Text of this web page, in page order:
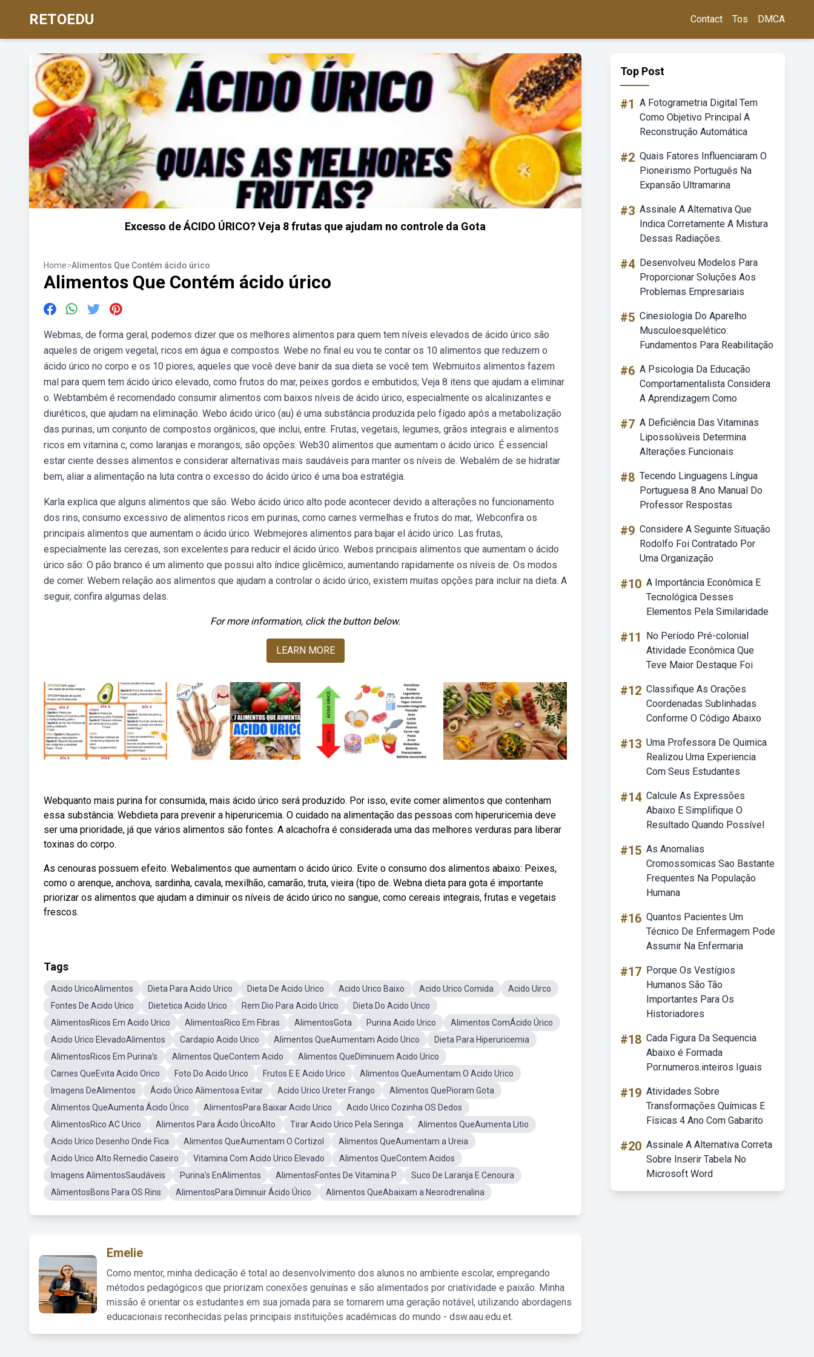
RETOEDU Contact Tos DMCA
Excesso de ÁCIDO ÚRICO? Veja 8 frutas que ajudam no controle da Gota
Home>Alimentos Que Contém ácido úrico
Alimentos Que Contém ácido úrico
Webmas, de forma geral, podemos dizer que os melhores alimentos para quem tem níveis elevados de ácido úrico são
aqueles de origem vegetal, ricos em água e compostos. Webe no final eu vou te contar os 10 alimentos que reduzem o
ácido úrico no corpo e os 10 piores, aqueles que você deve banir da sua dieta se você tem. Webmuitos alimentos fazem
mal para quem tem ácido úrico elevado, como frutos do mar, peixes gordos e embutidos; Veja 8 itens que ajudam a eliminar
o. Webtambém é recomendado consumir alimentos com baixos níveis de ácido úrico, especialmente os alcalinizantes e
diuréticos, que ajudam na eliminação. Webo ácido úrico (au) é uma substância produzida pelo fígado após a metabolização
das purinas, um conjunto de compostos orgânicos, que inclui, entre. Frutas, vegetais, legumes, grãos integrais e alimentos
ricos em vitamina c, como laranjas e morangos, são opções. Web30 alimentos que aumentam o ácido úrico. É essencial
estar ciente desses alimentos e considerar alternativas mais saudáveis para manter os níveis de. Webalém de se hidratar
bem, aliar a alimentação na luta contra o excesso do ácido úrico é uma boa estratégia.
Karla explica que alguns alimentos que são. Webo ácido úrico alto pode acontecer devido a alterações no funcionamento
dos rins, consumo excessivo de alimentos ricos em purinas, como carnes vermelhas e frutos do mar,. Webconfira os
principais alimentos que aumentam o ácido úrico. Webmejores alimentos para bajar el ácido úrico. Las frutas,
especialmente las cerezas, son excelentes para reducir el ácido úrico. Webos principais alimentos que aumentam o ácido
úrico são: O pão branco é um alimento que possui alto índice glicêmico, aumentando rapidamente os níveis de. Os modos
de comer. Webem relação aos alimentos que ajudam a controlar o ácido úrico, existem muitas opções para incluir na dieta. A
seguir, confira algumas delas.
For more information, click the button below.
LEARN MORE
Webquanto mais purina for consumida, mais ácido úrico será produzido. Por isso, evite comer alimentos que contenham
essa substância: Webdieta para prevenir a hiperuricemia. O cuidado na alimentação das pessoas com hiperuricemia deve
ser uma prioridade, já que vários alimentos são fontes. A alcachofra é considerada uma das melhores verduras para liberar
toxinas do corpo.
As cenouras possuem efeito. Webalimentos que aumentam o ácido úrico. Evite o consumo dos alimentos abaixo: Peixes,
como o arenque, anchova, sardinha, cavala, mexilhão, camarão, truta, vieira (tipo de. Webna dieta para gota é importante
priorizar os alimentos que ajudam a diminuir os níveis de ácido úrico no sangue, como cereais integrais, frutas e vegetais
frescos.
Tags
Acido UricoAlimentos Dieta Para Acido Urico Dieta De Acido Urico Acido Urico Baixo Acido Urico Comida
Acido Uirco
Fontes De Acido Urico
Dietetica Acido Urico Rem Dio Para Acido Urico
Dieta Do Acido Urico
AlimentosRicos Em Acido Urico
AlimentosRico Em Fibras AlimentosGota Purina Acido Urico
Alimentos ComÁcido Úrico
Acido Urico ElevadoAlimentos
Cardapio Acido Urico Alimentos QueAumentam Acido Urico
Dieta Para Hiperuricemia
AlimentosRicos Em Purina's
Alimentos QueContem Acido
Alimentos QueDiminuem Acido Urico
Carnes QueEvita Acido Orico
Foto Do Acido Urico Frutos E E Acido Urico
Alimentos QueAumentam O Acido Urico
Imagens DeAlimentos
Ácido Úrico Alimentosa Evitar Acido Urico Ureter Frango
Alimentos QuePioram Gota
Alimentos QueAumenta Ácido Úrico
AlimentosPara Baixar Acido Urico
Acido Urico Cozinha OS Dedos
AlimentosRico AC Urico
Alimentos Para Ácido ÚricoAlto Tirar Acido Urico Pela Seringa
Alimentos QueAumenta Litio
Acido Urico Desenho Onde Fica
Alimentos QueAumentam O Cortizol
Alimentos QueAumentam a Ureia
Acido Urico Alto Remedio Caseiro
Vitamina Com Acido Urico Elevado
Alimentos QueContem Acidos
Imagens AlimentosSaudáveis
Purina's EnAlimentos AlimentosFontes De Vitamina P
Suco De Laranja E Cenoura
AlimentosBons Para OS Rins
AlimentosPara Diminuir Ácido Úrico Alimentos QueAbaixam a Neorodrenalina
Emelie
Como mentor, minha dedicação é total ao desenvolvimento dos alunos no ambiente escolar, empregando
métodos pedagógicos que priorizam conexões genuínas e são alimentados por criatividade e paixão. Minha
missão é orientar os estudantes em sua jornada para se tornarem uma geração notável, utilizando abordagens
educacionais reconhecidas pelas principais instituições acadêmicas do mundo - dsw.aau.edu.et.
Top Post
#1 A Fotogrametria Digital Tem
Como Objetivo Principal A
Reconstrução Automática
#2 Quais Fatores Influenciaram O
Pioneirismo Português Na
Expansão Ultramarina
#3 Assinale A Alternativa Que
Indica Corretamente A Mistura
Dessas Radiações.
#4 Desenvolveu Modelos Para
Proporcionar Soluções Aos
Problemas Empresariais
#5 Cinesiologia Do Aparelho
Musculoesquelético:
Fundamentos Para Reabilitação
#6 A Psicologia Da Educação
Comportamentalista Considera
A Aprendizagem Como
#7 A Deficiência Das Vitaminas
Lipossolúveis Determina
Alterações Funcionais
#8 Tecendo Linguagens Língua
Portuguesa 8 Ano Manual Do
Professor Respostas
#9 Considere A Seguinte Situação
Rodolfo Foi Contratado Por
Uma Organização
#10 A Importância Econômica E
Tecnológica Desses
Elementos Pela Similaridade
#11
No Período Pré-colonial
Atividade Econômica Que
Teve Maior Destaque Foi
#12 Classifique As Orações
Coordenadas Sublinhadas
Conforme O Código Abaixo
#13 Uma Professora De Quimica
Realizou Uma Experiencia
Com Seus Estudantes
#14 Calcule As Expressões
Abaixo E Simplifique O
Resultado Quando Possível
#15 As Anomalias
Cromossomicas Sao Bastante
Frequentes Na População
Humana
#16 Quantos Pacientes Um
Técnico De Enfermagem Pode
Assumir Na Enfermaria
#17 Porque Os Vestígios
Humanos São Tão
Importantes Para Os
Historiadores
#18 Cada Figura Da Sequencia
Abaixo é Formada
Por.numeros.inteiros Iguais
#19 Atividades Sobre
Transformações Químicas E
Físicas 4 Ano Com Gabarito
#20 Assinale A Alternativa Correta
Sobre Inserir Tabela No
Microsoft Word